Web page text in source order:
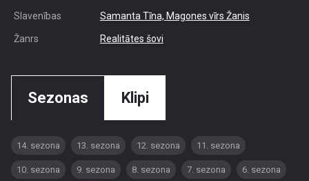
Slavenības Samanta Tīna, Magones vīrs Žanis
Žanrs Realitātes šovi
Sezonas Klipi
14. sezona 13. sezona 12. sezona 11. sezona
10. sezona 9. sezona 8. sezona 7. sezona 6. sezona